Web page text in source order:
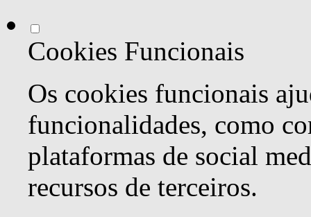
Cookies Funcionais
Os cookies funcionais
funcionalidades, como
plataformas de social
recursos de terceiros.